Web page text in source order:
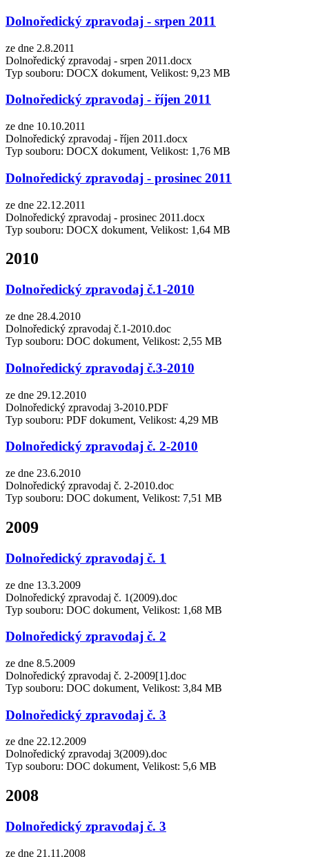
Dolnoředický zpravodaj - srpen 2011
ze dne 2.8.2011
Dolnoředický zpravodaj - srpen 2011.docx
Typ souboru: DOCX dokument, Velikost: 9,23 MB
Dolnoředický zpravodaj - říjen 2011
ze dne 10.10.2011
Dolnoředický zpravodaj - říjen 2011.docx
Typ souboru: DOCX dokument, Velikost: 1,76 MB
Dolnoředický zpravodaj - prosinec 2011
ze dne 22.12.2011
Dolnoředický zpravodaj - prosinec 2011.docx
Typ souboru: DOCX dokument, Velikost: 1,64 MB
2010
Dolnoředický zpravodaj č.1-2010
ze dne 28.4.2010
Dolnoředický zpravodaj č.1-2010.doc
Typ souboru: DOC dokument, Velikost: 2,55 MB
Dolnoředický zpravodaj č.3-2010
ze dne 29.12.2010
Dolnoředický zpravodaj 3-2010.PDF
Typ souboru: PDF dokument, Velikost: 4,29 MB
Dolnoředický zpravodaj č. 2-2010
ze dne 23.6.2010
Dolnoředický zpravodaj č. 2-2010.doc
Typ souboru: DOC dokument, Velikost: 7,51 MB
2009
Dolnoředický zpravodaj č. 1
ze dne 13.3.2009
Dolnoředický zpravodaj č. 1(2009).doc
Typ souboru: DOC dokument, Velikost: 1,68 MB
Dolnoředický zpravodaj č. 2
ze dne 8.5.2009
Dolnoředický zpravodaj č. 2-2009[1].doc
Typ souboru: DOC dokument, Velikost: 3,84 MB
Dolnoředický zpravodaj č. 3
ze dne 22.12.2009
Dolnoředický zpravodaj 3(2009).doc
Typ souboru: DOC dokument, Velikost: 5,6 MB
2008
Dolnoředický zpravodaj č. 3
ze dne 21.11.2008